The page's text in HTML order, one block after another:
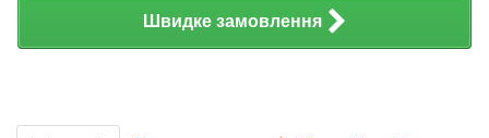
Швидке замовлення